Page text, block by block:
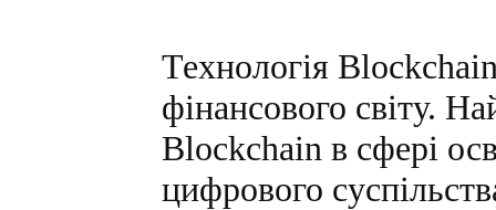
Технологія
фінансового світу.
Blockchain в сфері
цифрового